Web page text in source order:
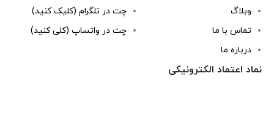
وبلاگ
تماس با ما
درباره ما
چت در تلگرام (کلیک کنید)
چت در واتساپ (کلی کنید)
نماد اعتماد الکترونیکی